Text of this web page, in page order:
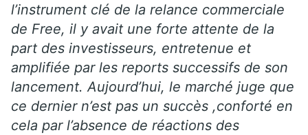
l’instrument clé de la relance commerciale
de Free, il y avait une forte attente de la
part des investisseurs, entretenue et
amplifiée par les reports successifs de son
lancement. Aujourd’hui, le marché juge que
ce dernier n’est pas un succès ,conforté en
cela par l’absence de réactions des